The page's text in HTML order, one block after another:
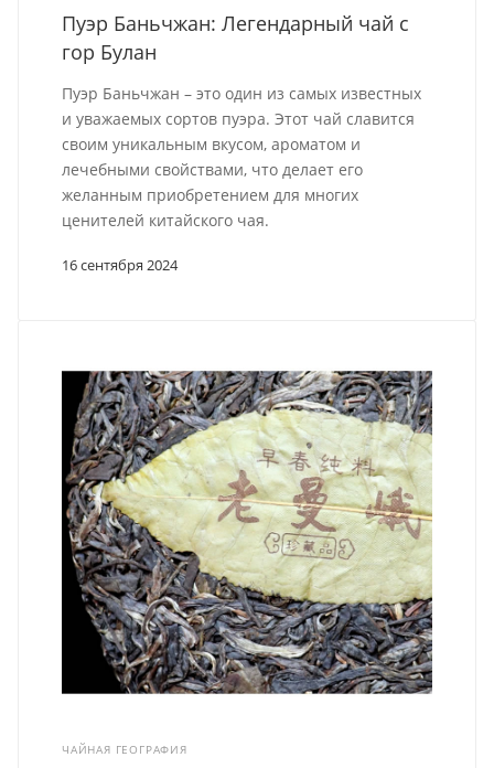
16 сентября 2024
Пуэр Баньчжан: Легендарный чай с
гор Булан
Пуэр Баньчжан – это один из самых известных
и уважаемых сортов пуэра. Этот чай славится
своим уникальным вкусом, ароматом и
лечебными свойствами, что делает его
желанным приобретением для многих
ценителей китайского чая.
ЧАЙНАЯ ГЕОГРАФИЯ